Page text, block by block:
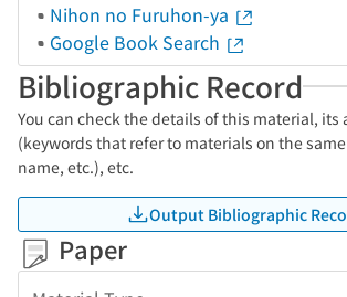
Nihon no Furuhon-ya
Google Book Search
Bibliographic Record
You can check the details of this material, its
(keywords that refer to materials on the
name, etc.), etc.
Output Bibliographic
Paper